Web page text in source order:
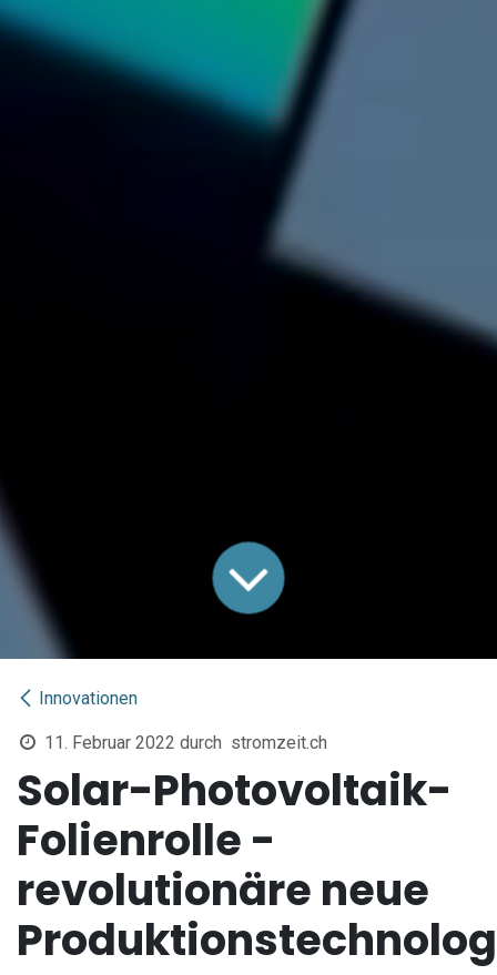
Innovationen
11. Februar 2022 durch stromzeit.ch
Solar-Photovoltaik-
Folienrolle -
revolutionäre neue